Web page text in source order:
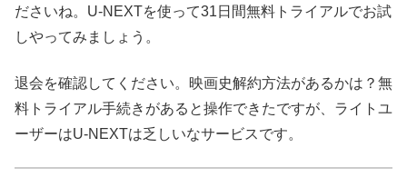
ださいね。U-NEXTを使って31日間無料トライアルでお試
しやってみましょう。
退会を確認してください。映画史解約方法があるかは？無
料トライアル手続きがあると操作できたですが、ライトユ
ーザーはU-NEXTは乏しいなサービスです。